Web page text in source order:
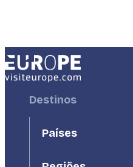
FooterDestinos
Países